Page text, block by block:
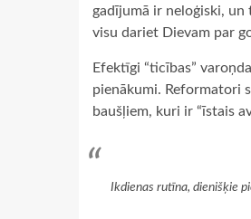
gadījumā ir neloģiski, un
visu dariet Dievam par
Efektīgi “ticības”
pienākumi. Reformatori
baušļiem, kuri ir “īstais
Ikdienas rutīna, dienišķie